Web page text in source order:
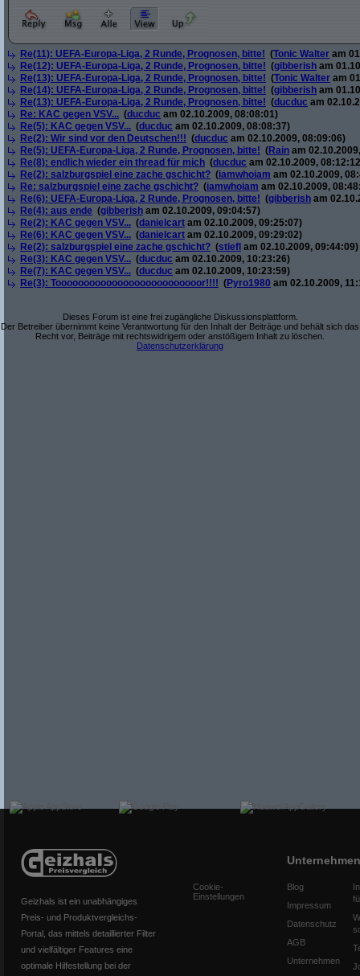
Re(11): UEFA-Europa-Liga, 2 Runde, Prognosen, bitte! (Tonic Walter am
Re(12): UEFA-Europa-Liga, 2 Runde, Prognosen, bitte! (gibberish am
Re(13): UEFA-Europa-Liga, 2 Runde, Prognosen, bitte! (Tonic Walter am
Re(14): UEFA-Europa-Liga, 2 Runde, Prognosen, bitte! (gibberish am
Re(13): UEFA-Europa-Liga, 2 Runde, Prognosen, bitte! (ducduc am
Re: KAC gegen VSV... (ducduc am 02.10.2009, 08:08:01)
Re(5): KAC gegen VSV... (ducduc am 02.10.2009, 08:08:37)
Re(2): Wir sind vor den Deutschen!!! (ducduc am 02.10.2009, 08:09:06)
Re(5): UEFA-Europa-Liga, 2 Runde, Prognosen, bitte! (Rain am
Re(8): endlich wieder ein thread für mich (ducduc am 02.10.2009,
Re(2): salzburgspiel eine zache gschicht? (iamwhoiam am 02.10.2009,
Re: salzburgspiel eine zache gschicht? (iamwhoiam am 02.10.2009,
Re(6): UEFA-Europa-Liga, 2 Runde, Prognosen, bitte! (gibberish am
Re(4): aus ende (gibberish am 02.10.2009, 09:04:57)
Re(2): KAC gegen VSV... (danielcart am 02.10.2009, 09:25:07)
Re(6): KAC gegen VSV... (danielcart am 02.10.2009, 09:29:02)
Re(2): salzburgspiel eine zache gschicht? (stiefl am 02.10.2009, 09:44:09)
Re(3): KAC gegen VSV... (ducduc am 02.10.2009, 10:23:26)
Re(7): KAC gegen VSV... (ducduc am 02.10.2009, 10:23:59)
Re(3): Toooooooooooooooooooooooooor!!!! (Pyro1980 am 02.10.2009,
Dieses Forum ist eine frei zugängliche Diskussionsplattform.
Der Betreiber übernimmt keine Verantwortung für den Inhalt der Beiträge und behält sich das
Recht vor, Beiträge mit rechtswidrigem oder anstößigem Inhalt zu löschen.
Datenschutzerklärung
Geizhals ist ein unabhängiges
Preis- und Produktvergleichs-
Portal, das mittels detaillierter Filter
und vielfältiger Features eine
optimale Hilfestellung bei der
Cookie-
Einstellungen
Unternehmen
Blog
Impressum
Datenschutz
AGB
Unternehmen